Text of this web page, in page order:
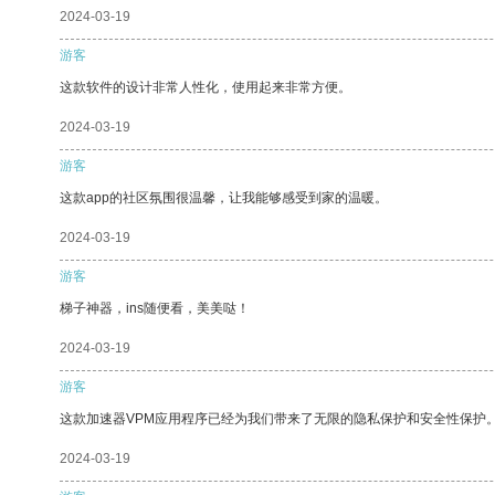
2024-03-19
游客
这款软件的设计非常人性化，使用起来非常方便。
2024-03-19
游客
这款app的社区氛围很温馨，让我能够感受到家的温暖。
2024-03-19
游客
梯子神器，ins随便看，美美哒！
2024-03-19
游客
这款加速器VPM应用程序已经为我们带来了无限的隐私保护和安全性保护
2024-03-19